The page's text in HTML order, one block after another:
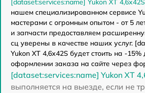
[dataset:services:name] Yukon XT 4,6x42S
нашем специализированном сервисе
мастерами с огромным опытом - от 5
и запчасти предоставляем
сц уверены в качестве наших услуг.
Yukon XT 4,6x42S будет стоить на -
оформлении заказа на сайте через
[dataset:services:name] Yukon XT
выполняется на выезде, если не